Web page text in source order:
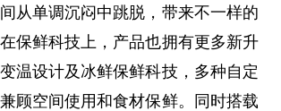
从单调沉闷中跳脱，带来不一样的
保鲜科技上，产品也拥有更多新升
温设计及冰鲜保鲜科技，多种自定
顾空间使用和食材保鲜。同时搭载